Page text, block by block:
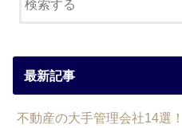
最新記事
不動産の大手管理会社14選